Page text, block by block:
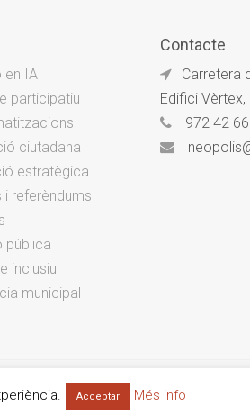
en IA
participatiu
ciutadana
estratègica
i referèndums
pública
inclusiu
municipal
Contacte
Carretera
Edifici Vèrtex,
972 42
Acceptar Més info